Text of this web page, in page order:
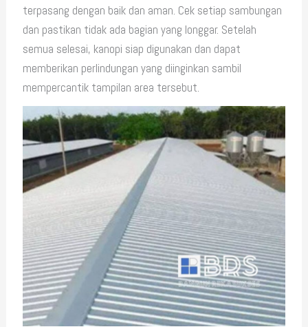
terpasang dengan baik dan aman. Cek setiap sambungan
dan pastikan tidak ada bagian yang longgar. Setelah
semua selesai, kanopi siap digunakan dan dapat
memberikan perlindungan yang diinginkan sambil
mempercantik tampilan area tersebut.